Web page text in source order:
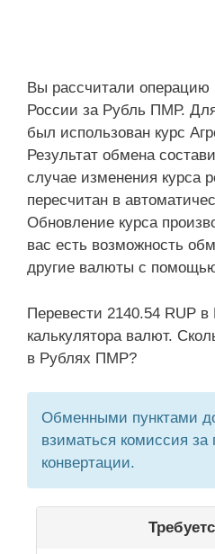
Вы рассчитали операцию
России за Рубль ПМР.
был использован курс
Результат обмена
случае изменения курса
пересчитан в
Обновление курса
вас есть возможность
другие валюты с
Перевести 2140.54 RUP
калькулятора валют.
в Рублях ПМР?
Обменными пунктами
взиматься комиссия
конвертации.